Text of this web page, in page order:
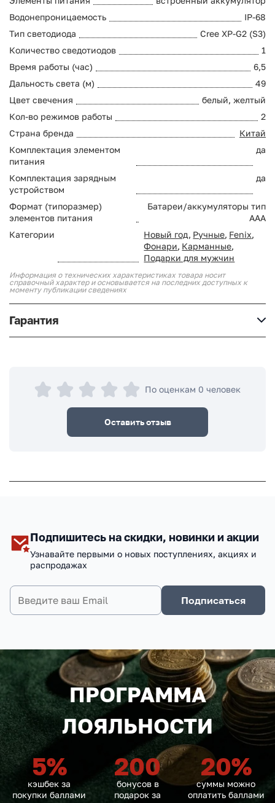
Водонепроницаемость
IP-68
Тип светодиода
Cree XP-G2 (S3)
Количество сведотиодов
1
Время работы (час)
6,5
Дальность света (м)
49
Цвет свечения
белый, желтый
Кол-во режимов работы
2
Страна бренда
Китай
Комплектация элементом
питания
да
Комплектация зарядным
устройством
да
Формат (типоразмер)
элементов питания
Батареи/аккумуляторы тип
AAA
Категории
Новый год, Ручные, Fenix,
Фонари, Карманные,
Подарки для мужчин
Информация о технических характеристиках товара носит
справочный характер и основывается на последних доступных к
моменту публикации сведениях
Гарантия
По оценкам 0 человек
Оставить отзыв
Подпишитесь на скидки, новинки и акции
Узнавайте первыми о новых поступлениях, акциях и
распродажах
Подписаться
ПРОГРАММА
ЛОЯЛЬНОСТИ
5%
кэшбек за
покупки баллами
200
бонусов в
подарок за
20%
суммы можно
оплатить баллами